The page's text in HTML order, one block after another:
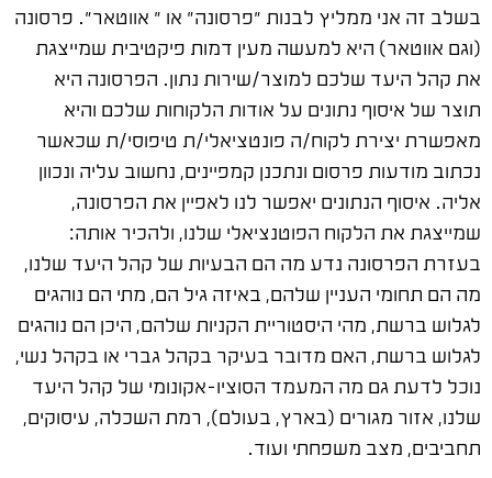
בשלב זה אני ממליץ לבנות "פרסונה" או " אווטאר". פרסונה
(וגם אווטאר) היא למעשה מעין דמות פיקטיבית שמייצגת
את קהל היעד שלכם למוצר/שירות נתון. הפרסונה היא
תוצר של איסוף נתונים על אודות הלקוחות שלכם והיא
מאפשרת יצירת לקוח/ה פונטציאלי/ת טיפוסי/ת שכאשר
נכתוב מודעות פרסום ונתכנן קמפיינים, נחשוב עליה ונכוון
אליה. איסוף הנתונים יאפשר לנו לאפיין את הפרסונה,
שמייצגת את הלקוח הפוטנציאלי שלנו, ולהכיר אותה:
בעזרת הפרסונה נדע מה הם הבעיות של קהל היעד שלנו,
מה הם תחומי העניין שלהם, באיזה גיל הם, מתי הם נוהגים
לגלוש ברשת, מהי היסטוריית הקניות שלהם, היכן הם נוהגים
לגלוש ברשת, האם מדובר בעיקר בקהל גברי או בקהל נשי,
נוכל לדעת גם מה המעמד הסוציו-אקונומי של קהל היעד
שלנו, אזור מגורים (בארץ, בעולם), רמת השכלה, עיסוקים,
תחביבים, מצב משפחתי ועוד.